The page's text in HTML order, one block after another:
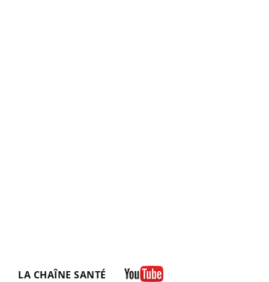
LA CHAÎNE SANTÉ